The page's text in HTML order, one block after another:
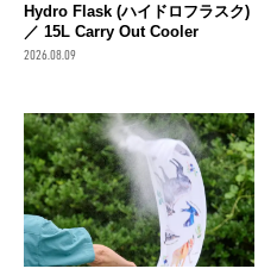
Hydro Flask (ハイドロフラスク)
／ 15L Carry Out Cooler
2026.08.09